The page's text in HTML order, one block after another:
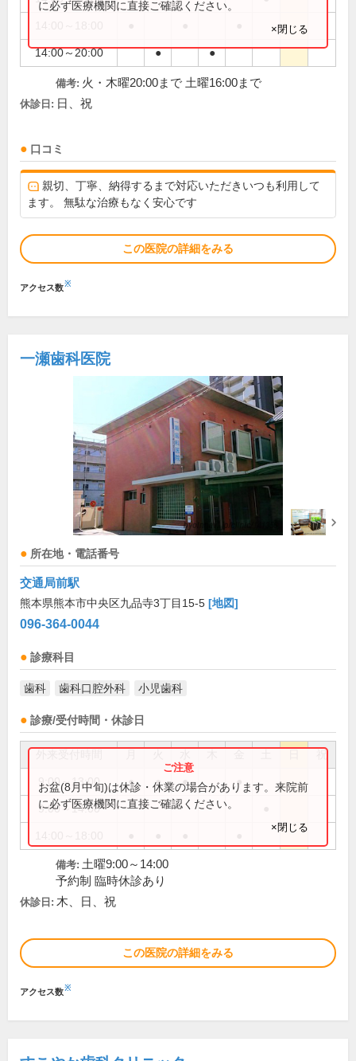
14:00～20:00 ● ●
に必ず医療機関に直接ご確認ください。
×閉じる
備考: 火・木曜20:00まで 土曜16:00まで
休診日: 日、祝
口コミ
親切、丁寧、納得するまで対応いただきいつも利用して
ます。 無駄な治療もなく安心です
この医院の詳細をみる
アクセス数※
一瀬歯科医院
所在地・電話番号
交通局前駅
熊本県熊本市中央区九品寺3丁目15-5 [地図]
096-364-0044
診療科目
歯科 歯科口腔外科 小児歯科
診療/受付時間・休診日
祝
9:00～13:00 ● ● ● ●
9:00～14:00
お盆(8月中旬)は休診・休業の場合があります。来院前
に必ず医療機関に直接ご確認ください。
×閉じる
備考: 土曜9:00～14:00
予約制 臨時休診あり
休診日: 木、日、祝
この医院の詳細をみる
アクセス数※